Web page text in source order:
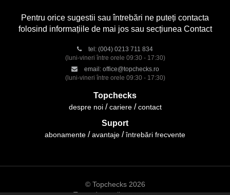
Pentru orice sugestii sau întrebări ne puteți contacta
folosind informațiile de mai jos sau secțiunea Contact
tel: (004) 0213 711 834
(luni-vineri între orele 09:30 - 17:30)
email: office@topchecks.ro
(luni-vineri între orele 09:30 - 17:30)
Topchecks
despre noi cariere contact
Suport
abonamente avantaje întrebări frecvente
© Topchecks 2026